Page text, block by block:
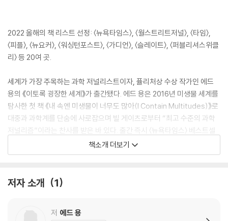
2022 올해의 책 리스트 선정: 〈뉴욕타임스〉, 〈월스트리트저널〉, 〈타임〉,
〈피플〉, 〈뉴요커〉, 〈워싱턴포스트〉, 〈가디언〉, 〈슬레이트〉, 〈퍼블리셔스위클
리〉 등 20여 곳.
세계가 가장 주목하는 과학 저널리스트이자, 퓰리처상 수상 작가인 에드
용의 《이토록 굉장한 세계》가 출간됐다. 에드 용은 2016년 미생물 세계를
탐사한 첫 책 《내 속엔 미생물이 너무도 많아(I Contain Multitudes)》로
대중과 과학계를 단숨에 사로잡으며 빌 게이츠로부터 “최고 수준의 과학
저널리즘”이라는 찬사를 받은 바 있다. 출간 즉시 〈뉴욕타임스〉 베스트셀
러를 차지하며 화제가 된 이번 신간에서 그는 우리를 인간의 오감을 초월
하는 동물의 경이로운 감각 세계로 데려간다.
지구는 다양한 소리와 진동, 냄새와 맛, 전기장과 자기장으로 가득 차 있다.
간에게 완전한 침묵처럼 여겨지는 것에서 소리를 듣고, 완전한 어둠처럼
책소개 더보기
저자 소개 1
저 에드 용